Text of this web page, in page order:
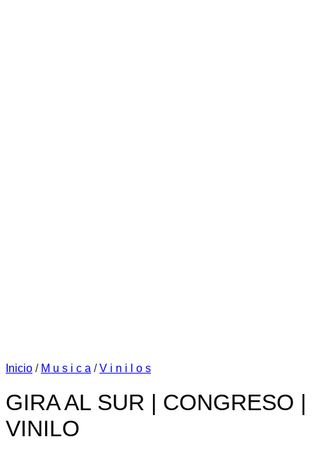
Inicio / M u s i c a / V i n i l o s
GIRA AL SUR | CONGRESO |
VINILO